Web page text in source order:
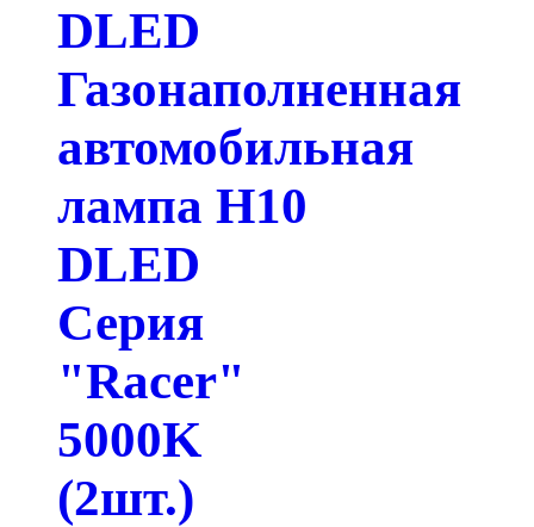
DLED
Газонаполненная
автомобильная
лампа H10
DLED
Серия
"Racer"
5000K
(2шт.)